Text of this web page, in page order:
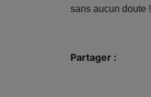
sans aucun doute !
Partager :